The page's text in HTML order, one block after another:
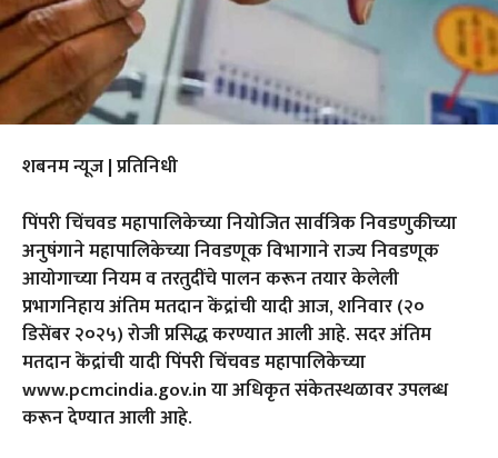
शबनम न्यूज | प्रतिनिधी
पिंपरी चिंचवड महापालिकेच्या नियोजित सार्वत्रिक निवडणुकीच्या
अनुषंगाने महापालिकेच्या निवडणूक विभागाने राज्य निवडणूक
आयोगाच्या नियम व तरतुदींचे पालन करून तयार केलेली
प्रभागनिहाय अंतिम मतदान केंद्रांची यादी आज, शनिवार (२०
डिसेंबर २०२५) रोजी प्रसिद्ध करण्यात आली आहे. सदर अंतिम
मतदान केंद्रांची यादी पिंपरी चिंचवड महापालिकेच्या
www.pcmcindia.gov.in या अधिकृत संकेतस्थळावर उपलब्ध
करून देण्यात आली आहे.